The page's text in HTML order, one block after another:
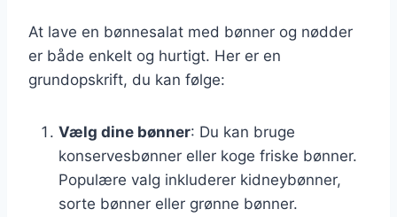
At lave en bønnesalat med bønner og nødder
er både enkelt og hurtigt. Her er en
grundopskrift, du kan følge:
Vælg dine bønner: Du kan bruge
konservesbønner eller koge friske bønner.
Populære valg inkluderer kidneybønner,
sorte bønner eller grønne bønner.